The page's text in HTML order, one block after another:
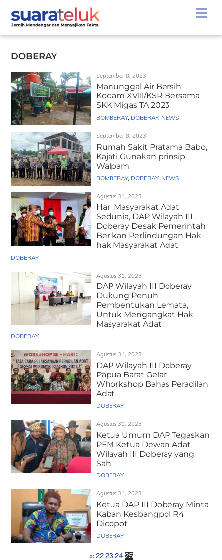
content
DOBERAY
September 8, 2023
Manunggal Air Bersih
Kodam XVlll/KSR Bersama
SKK Migas TA 2023
BOMBERAY, DOBERAY, NEWS
September 8, 2023
Rumah Sakit Pratama Babo,
Kajati Gunakan prinsip
Walpam
BOMBERAY, DOBERAY, NEWS
Agustus 31, 2023
Hari Masyarakat Adat
Sedunia, DAP Wilayah III
Doberay Desak Pemerintah
Berikan Perlindungan Hak-
hak Masyarakat Adat
DOBERAY
Agustus 31, 2023
DAP Wilayah III Doberay
Dukung Penuh
Pembentukan Lemata,
Untuk Mengangkat Hak
Masyarakat Adat
DOBERAY
Agustus 31, 2023
DAP Wilayah III Doberay
Papua Barat Gelar
Whorkshop Bahas Peradilan
Adat
DOBERAY
Agustus 31, 2023
Ketua Umum DAP Tegaskan
PFM Ketua Dewan Adat
Wilayah III Doberay yang
Sah
DOBERAY
Agustus 31, 2023
Ketua DAP III Doberay Minta
Kaban Kesbangpol R4
Dicopot
DOBERAY
«‹ 22 23 24 25